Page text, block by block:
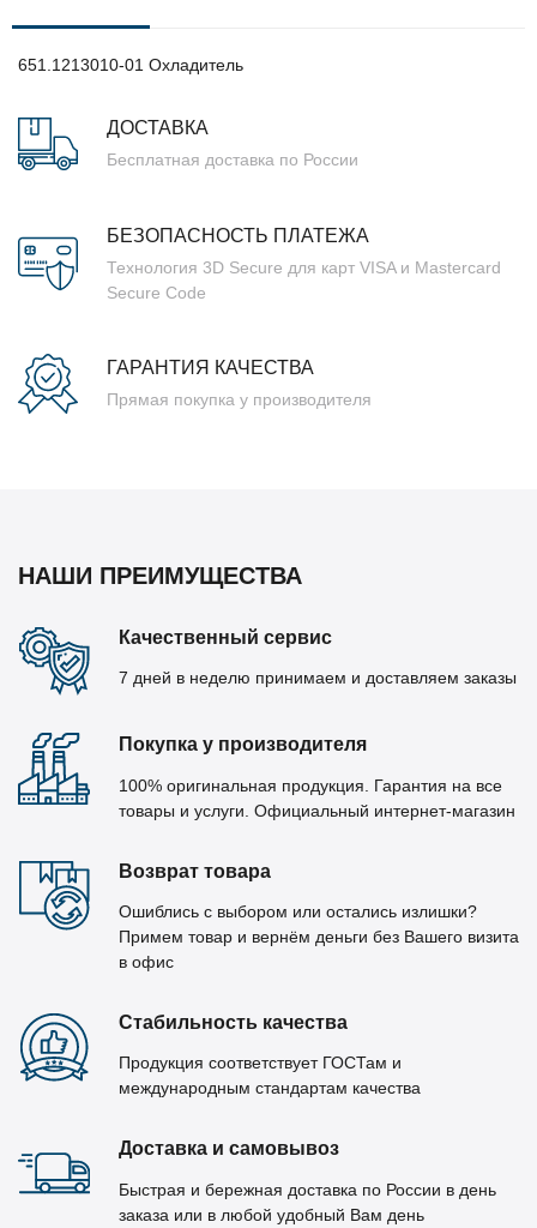
651.1213010-01 Охладитель
ДОСТАВКА
Бесплатная доставка по России
БЕЗОПАСНОСТЬ ПЛАТЕЖА
Технология 3D Secure для карт VISA и Mastercard
Secure Code
ГАРАНТИЯ КАЧЕСТВА
Прямая покупка у производителя
НАШИ ПРЕИМУЩЕСТВА
Качественный сервис
7 дней в неделю принимаем и доставляем заказы
Покупка у производителя
100% оригинальная продукция. Гарантия на все
товары и услуги. Официальный интернет-магазин
Возврат товара
Ошиблись с выбором или остались излишки?
Примем товар и вернём деньги без Вашего визита
в офис
Стабильность качества
Продукция соответствует ГОСТам и
международным стандартам качества
Доставка и самовывоз
Быстрая и бережная доставка по России в день
заказа или в любой удобный Вам день